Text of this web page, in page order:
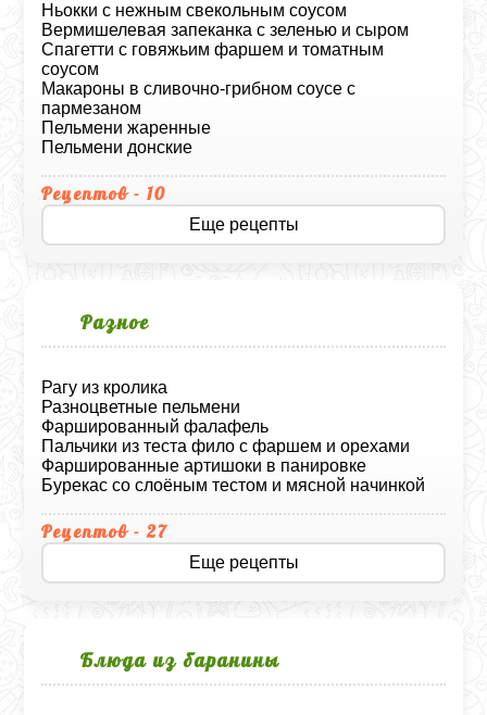
Ньокки с нежным свекольным соусом
Вермишелевая запеканка с зеленью и сыром
Спагетти с говяжьим фаршем и томатным
соусом
Макароны в сливочно-грибном соусе с
пармезаном
Пельмени жаренные
Пельмени донские
Рецептов - 10
Еще рецепты
Разное
Рагу из кролика
Разноцветные пельмени
Фаршированный фалафель
Пальчики из теста фило с фаршем и орехами
Фаршированные артишоки в панировке
Бурекас со слоёным тестом и мясной начинкой
Рецептов - 27
Еще рецепты
Блюда из баранины